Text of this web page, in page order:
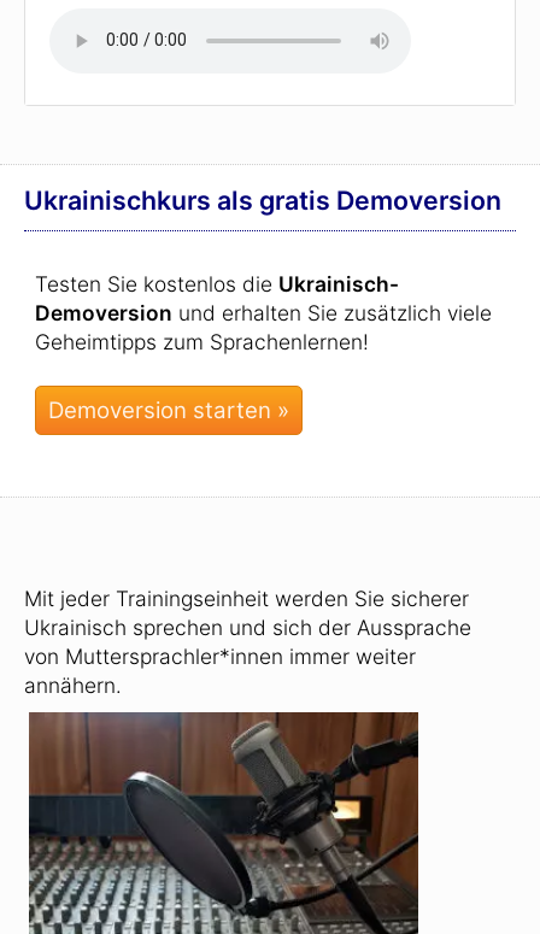
Ukrainischkurs als gratis Demoversion
Testen Sie kostenlos die Ukrainisch-
Demoversion und erhalten Sie zusätzlich viele
Geheimtipps zum Sprachenlernen!
Mit jeder Trainingseinheit werden Sie sicherer
Ukrainisch sprechen und sich der Aussprache
von Muttersprachler*innen immer weiter
annähern.